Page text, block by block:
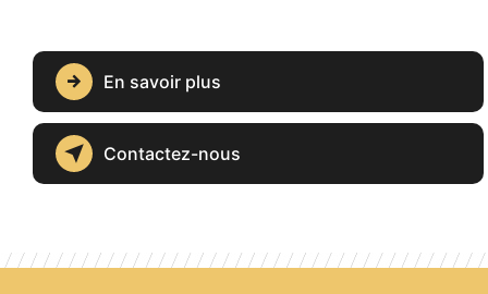
En savoir plus
Contactez-nous